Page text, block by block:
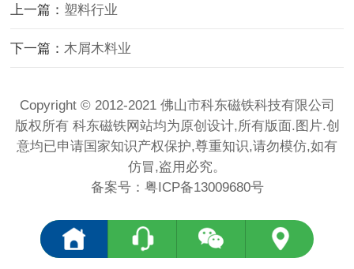
上一篇： 塑料行业
下一篇：木屑木料业
Copyright © 2012-2021 佛山市科东磁铁科技有限公司
版权所有 科东磁铁网站均为原创设计,所有版面.图片.创
意均已申请国家知识产权保护,尊重知识,请勿模仿,如有
仿冒,盗用必究。
备案号： 粤ICP备13009680号
<